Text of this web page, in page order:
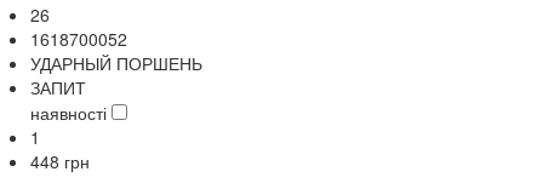
26
1618700052
УДАРНЫЙ ПОРШЕНЬ
ЗАПИТ
наявності
1
448 грн